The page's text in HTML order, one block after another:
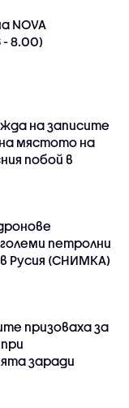
NOVA
- 8.00)
на записите
мястото на
побой в
петролни
Русия (СНИМКА)
призоваха за
заради